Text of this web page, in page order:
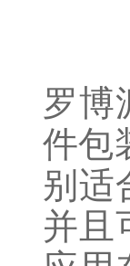
罗博
件包
别适
并且